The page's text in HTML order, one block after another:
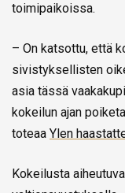
toimipaikoissa.
– On katsottu, että
sivistyksellisten
asia tässä
kokeilun ajan
toteaa Ylen
Kokeilusta